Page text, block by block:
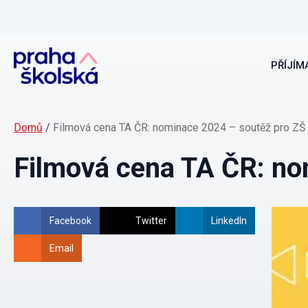
Domů / Filmová cena TA ČR: nominace 2024 – soutěž pro ZŠ
Filmová cena TA ČR:
Facebook Twitter LinkedIn
Email